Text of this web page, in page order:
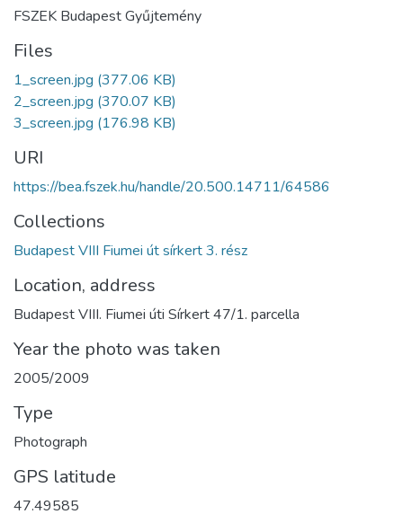
FSZEK Budapest Gyűjtemény
Files
1_screen.jpg (377.06 KB)
2_screen.jpg (370.07 KB)
3_screen.jpg (176.98 KB)
URI
https://bea.fszek.hu/handle/20.500.14711/64586
Collections
Budapest VIII Fiumei út sírkert 3. rész
Location, address
Budapest VIII. Fiumei úti Sírkert 47/1. parcella
Year the photo was taken
2005/2009
Type
Photograph
GPS latitude
47.49585